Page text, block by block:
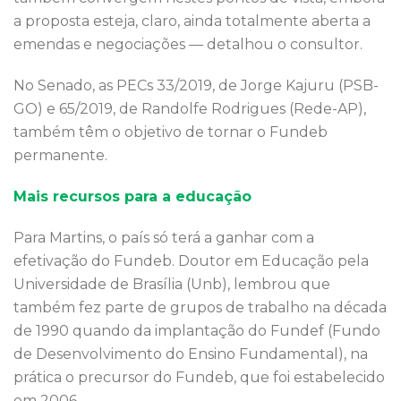
a proposta esteja, claro, ainda totalmente aberta a
emendas e negociações — detalhou o consultor.
No Senado, as PECs 33/2019, de Jorge Kajuru (PSB-
GO) e 65/2019, de Randolfe Rodrigues (Rede-AP),
também têm o objetivo de tornar o Fundeb
permanente.
Mais recursos para a educação
Para Martins, o país só terá a ganhar com a
efetivação do Fundeb. Doutor em Educação pela
Universidade de Brasília (Unb), lembrou que
também fez parte de grupos de trabalho na década
de 1990 quando da implantação do Fundef (Fundo
de Desenvolvimento do Ensino Fundamental), na
prática o precursor do Fundeb, que foi estabelecido